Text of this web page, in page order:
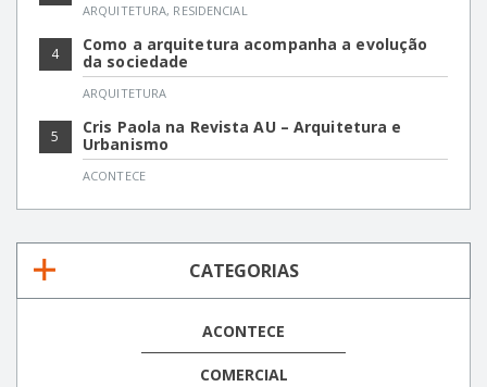
ARQUITETURA, RESIDENCIAL
4
Como a arquitetura acompanha a evolução
da sociedade
ARQUITETURA
5
Cris Paola na Revista AU – Arquitetura e
Urbanismo
ACONTECE
CATEGORIAS
ACONTECE
COMERCIAL